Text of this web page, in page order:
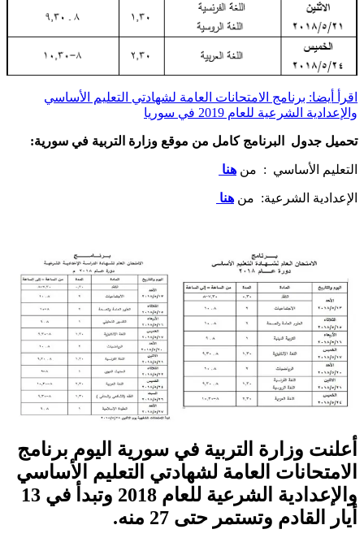
اقرأ أيضا: برنامج الامتحانات العامة لشهادتي التعليم الأساسي
والإعدادية الشرعية للعام 2019 في سوريا
تحميل جدول البرنامج كامل من موقع وزارة التربية في سورية:
التعليم الأساسي : من هنا
الإعدادية الشرعية: من هنا
أعلنت وزارة التربية في سورية اليوم برنامج
الامتحانات العامة لشهادتي التعليم الأساسي
والإعدادية الشرعية للعام 2018 وتبدأ في 13
أيار القادم وتستمر حتى 27 منه.